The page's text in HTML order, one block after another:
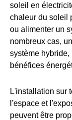
soleil en
chaleur du soleil
ou alimenter un
nombreux cas,
système
bénéfices
L'installation sur
l'espace et
peuvent être